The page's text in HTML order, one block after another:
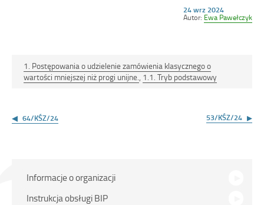
Opublikowano
w
24 wrz 2024
Autor: Ewa Pawełczyk
1. Postępowania o udzielenie zamówienia klasycznego o
wartości mniejszej niż progi unijne., 1.1. Tryb podstawowy
wpisu
64/KŚZ/24 53/KŚZ/24
Menu
główne
Informacje o organizacji
Instrukcja obsługi BIP